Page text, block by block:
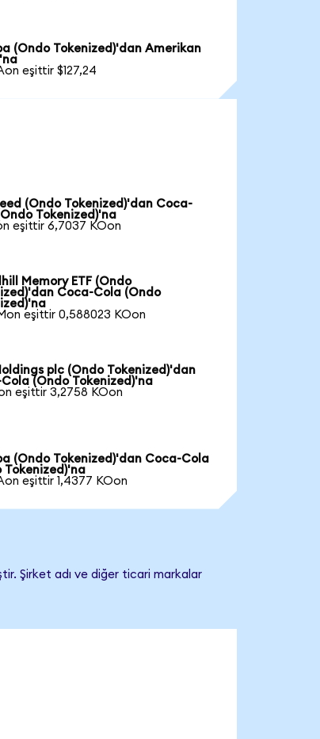
(Ondo Tokenized)'dan Amerikan
eşittir $127,24
(Ondo Tokenized)'dan Coca-
Tokenized)'na
eşittir 6,7037 KOon
Memory ETF (Ondo
Coca-Cola (Ondo
eşittir 0,588023 KOon
plc (Ondo Tokenized)'dan
(Ondo Tokenized)'na
eşittir 3,2758 KOon
(Ondo Tokenized)'dan Coca-Cola
Tokenized)'na
eşittir 1,4377 KOon
Şirket adı ve diğer ticari markalar